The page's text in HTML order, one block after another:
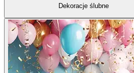
Dekoracje ślubne